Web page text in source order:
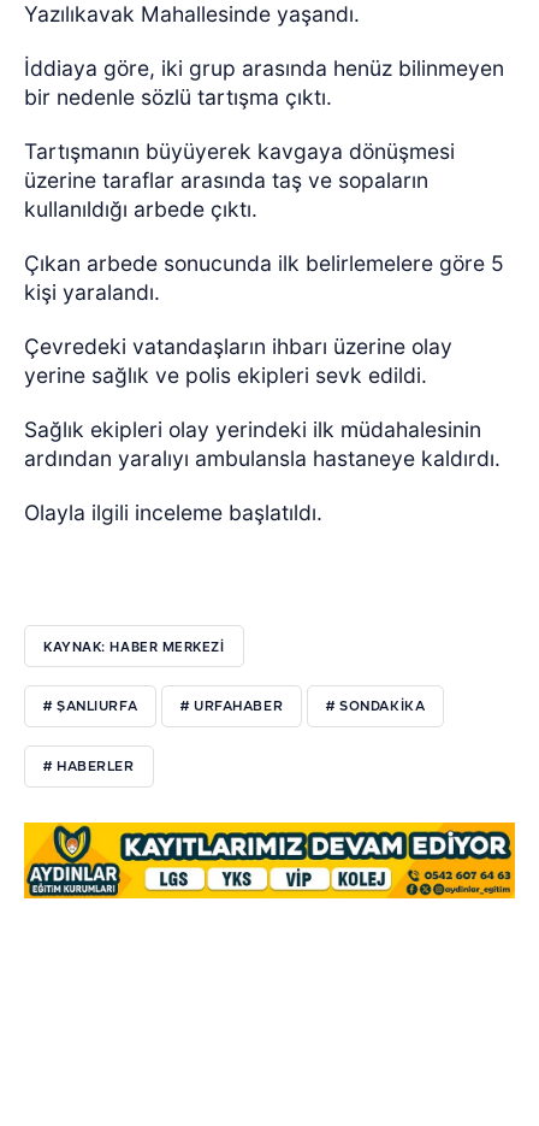
Yazılıkavak Mahallesinde yaşandı.
İddiaya göre, iki grup arasında henüz bilinmeyen
bir nedenle sözlü tartışma çıktı.
Tartışmanın büyüyerek kavgaya dönüşmesi
üzerine taraflar arasında taş ve sopaların
kullanıldığı arbede çıktı.
Çıkan arbede sonucunda ilk belirlemelere göre 5
kişi yaralandı.
Çevredeki vatandaşların ihbarı üzerine olay
yerine sağlık ve polis ekipleri sevk edildi.
Sağlık ekipleri olay yerindeki ilk müdahalesinin
ardından yaralıyı ambulansla hastaneye kaldırdı.
Olayla ilgili inceleme başlatıldı.
KAYNAK: HABER MERKEZI
# ŞANLIURFA # URFAHABER # SONDAKIKA
# HABERLER